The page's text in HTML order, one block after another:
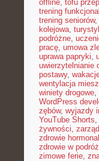
offline, tofu
trening
trening seniorów,
kolejowa,
podróżne,
pracę, umowa
uprawa papryki,
uwierzytelnianie
postawy,
wentylacja
winiety drogowe,
WordPress
zębów, wyjazdy
YouTube Shorts,
żywności,
zdrowie
zdrowie w
zimowe ferie,